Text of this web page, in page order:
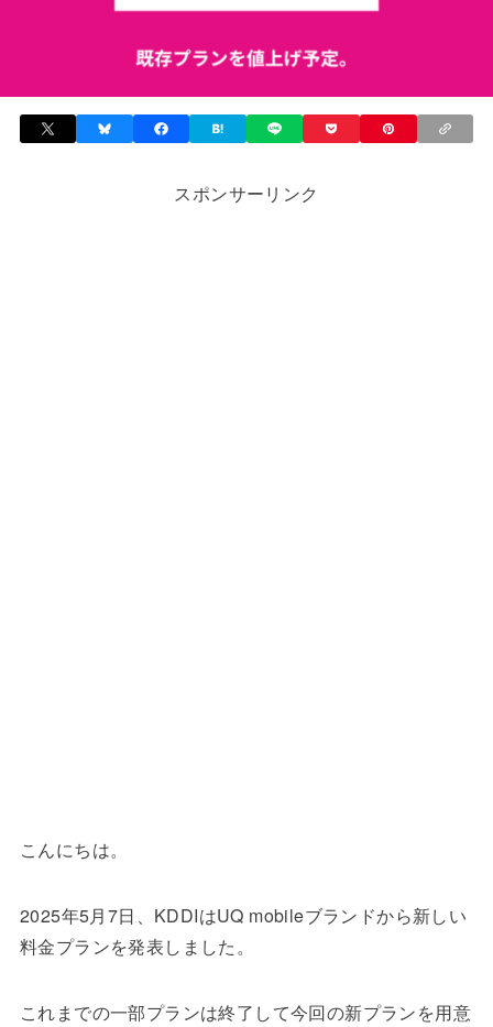
スポンサーリンク
こんにちは。
2025年5月7日、KDDIはUQ mobileブランドから新しい
料金プランを発表しました。
これまでの一部プランは終了して今回の新プランを用意